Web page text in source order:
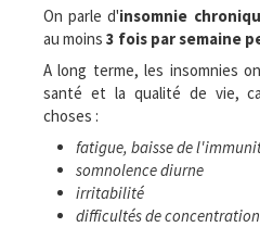
On parle d'insomnie
au moins 3 fois par semaine
A long terme, les insomnies
santé et la qualité de vie,
choses :
fatigue, baisse de
somnolence diurne
irritabilité
difficultés de concentration